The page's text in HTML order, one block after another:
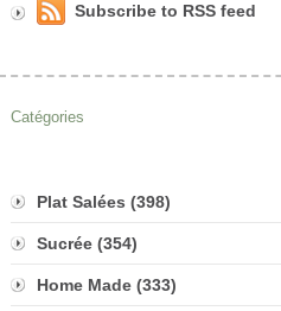
Subscribe to RSS feed
Catégories
Plat Salées (398)
Sucrée (354)
Home Made (333)